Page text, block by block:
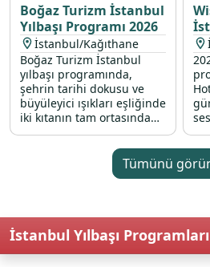
Boğaz Turizm İstanbul
Yılbaşı Programı 2026
İstanbul/Kağıthane
Boğaz Turizm İstanbul
yılbaşı programında,
şehrin tarihi dokusu ve
büyüleyici ışıkları eşliğinde
iki kıtanın tam ortasında
unutulmaz bir geceye
davetlisiniz. Modern
teknemizin konforlu
atmosferinde, canlı DJ
havai fişek gösterileriyle
2026 yılına muhteşem bir
başlangıç yapmanızı
bir
Tümünü
İstanbul Yılbaşı Programları